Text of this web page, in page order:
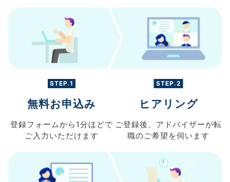
STEP.1
無料お申込み
登録フォームから 1分ほどで
ご入力 いただけます
STEP.2
ヒアリング
ご登録後、 アドバイザーが転
職のご希望を伺います